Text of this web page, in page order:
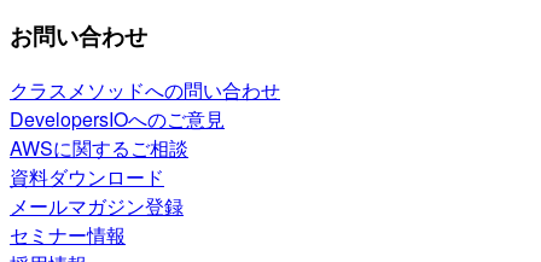
お問い合わせ
クラスメソッドへの問い合わせ
DevelopersIOへのご意見
AWSに関するご相談
資料ダウンロード
メールマガジン登録
セミナー情報